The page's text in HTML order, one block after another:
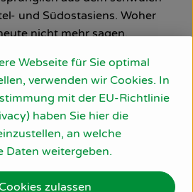
und Südostasiens. Woher
nicht mehr sagen.
Ingwer-Wurzelstock werden
(gegen Übelkeit und
sowie anregende
Speichel- und Gallenbildung
zugesprochen und daher
Alternativmedizin
Webseite für Sie optimal
verwenden wir Cookies. In
mit der EU-Richtlinie
haben Sie hier die
an welche
Daten weitergeben.
zulassen